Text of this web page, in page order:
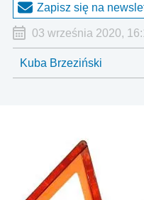
Zapisz się na
03 września 2020,
Kuba Brzeziński